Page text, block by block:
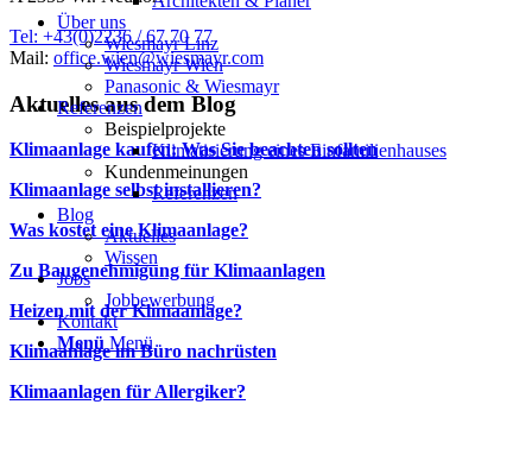
Über uns
Wiesmayr Linz
Wiesmayr Wien
Panasonic & Wiesmayr
Referenzen
Beispielprojekte
Klimatisierung eines Einfamilienhauses
Kundenmeinungen
Referenzen
Blog
Aktuelles
Wissen
Jobs
Jobbewerbung
Kontakt
Menü Menü
Tel: +43(0)2236 / 67 70 77
Mail: office.wien@wiesmayr.com
Aktuelles aus dem Blog
Klimaanlage kaufen: Was Sie beachten sollten
Klimaanlage selbst installieren?
Was kostet eine Klimaanlage?
Zu Baugenehmigung für Klimaanlagen
Heizen mit der Klimaanlage?
Klimaanlage im Büro nachrüsten
Klimaanlagen für Allergiker?